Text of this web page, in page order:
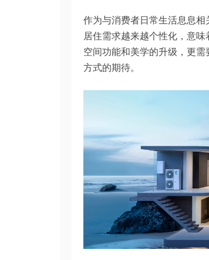
作为与消费者日常生活息息
居住需求越来越个性化，意
空间功能和美学的升级，更
方式的期待。